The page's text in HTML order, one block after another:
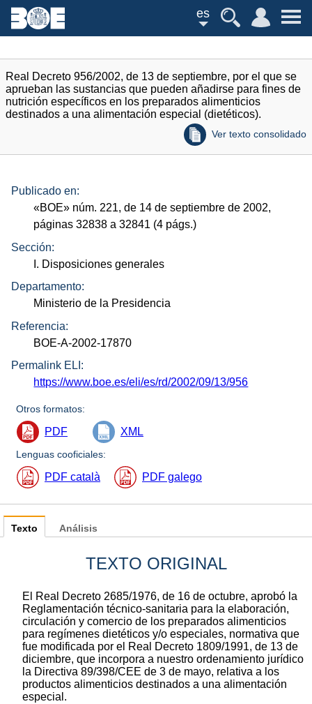
es
Real Decreto 956/2002, de 13 de septiembre, por el que se
aprueban las sustancias que pueden añadirse para fines de
nutrición específicos en los preparados alimenticios
destinados a una alimentación especial (dietéticos).
Ver texto consolidado
Publicado en:
«BOE» núm. 221, de 14 de septiembre de 2002,
páginas 32838 a 32841 (4 págs.)
Sección:
I. Disposiciones generales
Departamento:
Ministerio de la Presidencia
Referencia:
BOE-A-2002-17870
Permalink ELI:
https://www.boe.es/eli/es/rd/2002/09/13/956
Otros formatos:
PDF XML
Lenguas cooficiales:
PDF català PDF galego
Texto
TEXTO ORIGINAL
El Real Decreto 2685/1976, de 16 de octubre, aprobó la
Reglamentación técnico-sanitaria para la elaboración,
circulación y comercio de los preparados alimenticios
para regímenes dietéticos y/o especiales, normativa que
fue modificada por el Real Decreto 1809/1991, de 13 de
diciembre, que incorpora a nuestro ordenamiento jurídico
la Directiva 89/398/CEE de 3 de mayo, relativa a los
productos alimenticios destinados a una alimentación
especial.
Análisis